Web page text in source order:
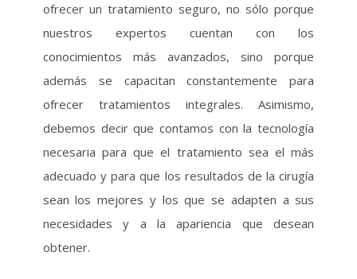
ofrecer un tratamiento seguro, no sólo porque
nuestros expertos cuentan con los
conocimientos más avanzados, sino porque
además se capacitan constantemente para
ofrecer tratamientos integrales. Asimismo,
debemos decir que contamos con la tecnología
necesaria para que el tratamiento sea el más
adecuado y para que los resultados de la cirugía
sean los mejores y los que se adapten a sus
necesidades y a la apariencia que desean
obtener.